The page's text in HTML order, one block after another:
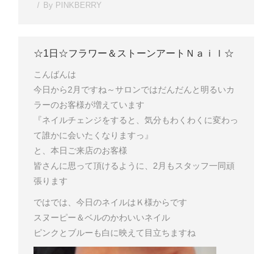
By PINKBERRY
☆1日☆フラワー＆ストーンアートＮａｉｌ☆
こんばんは
今日から2月ですね～サロンではだんだんと明るいカ
ラーのお客様が増えています
『ネイルチェンジをすると、気分もわくわくに変わっ
て誰かに会いたくなりますっ 』
と、本日ご来店のお客様
皆さんに思って頂けるように、2月もスタッフ一同頑
張ります
ではでは、今日のネイルはＫ様からです
スヌーピー＆ベルのかわいいネイル
ピンクとブルーも白に映えて目立ちますね